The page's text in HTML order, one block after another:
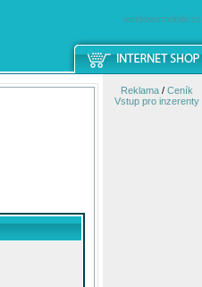
windowsmobile.cz
Reklama/ Ceník
Vstup pro inzerenty